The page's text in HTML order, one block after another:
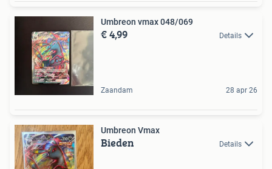
Umbreon vmax 048/069
€ 4,99 Details
Zaandam 28 apr 26
Umbreon Vmax
Bieden Details